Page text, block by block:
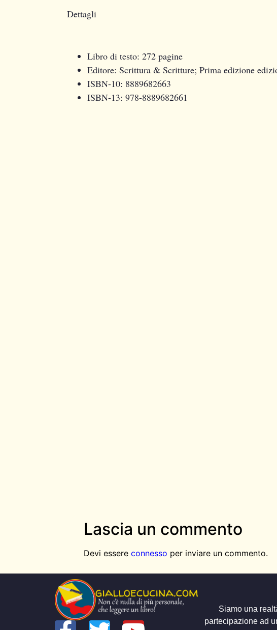
Dettagli
Libro di testo: 272 pagine
Editore: Scrittura & Scritture; Prima edizione
ISBN-10: 8889682663
ISBN-13: 978-8889682661
Lascia un commento
Devi essere connesso per inviare un commento.
Siamo una
partecipazione ad